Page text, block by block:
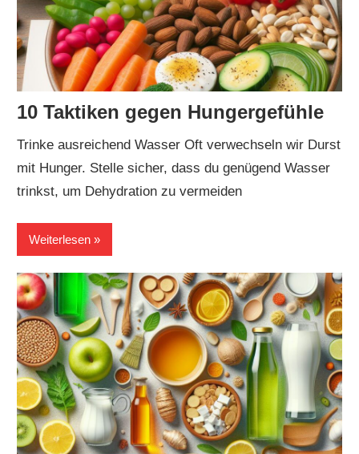
10 Taktiken gegen Hungergefühle
Trinke ausreichend Wasser Oft verwechseln wir Durst
mit Hunger. Stelle sicher, dass du genügend Wasser
trinkst, um Dehydration zu vermeiden
Weiterlesen